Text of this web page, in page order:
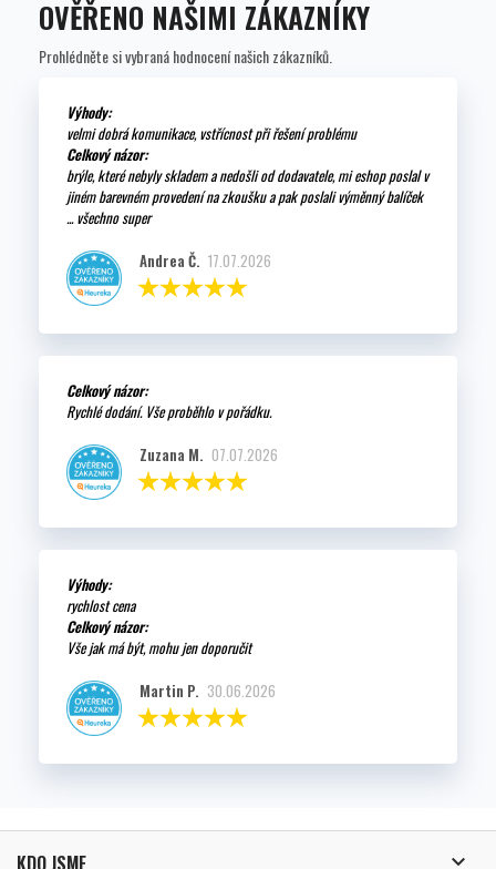
OVĚŘENO NAŠIMI ZÁKAZNÍKY
Prohlédněte si vybraná hodnocení našich zákazníků.
Výhody:
velmi dobrá komunikace, vstřícnost při řešení problému
Celkový názor:
brýle, které nebyly skladem a nedošli od dodavatele, mi eshop poslal v
jiném barevném provedení na zkoušku a pak poslali výměnný balíček
... všechno super
Andrea Č. 17.07.2026
Celkový názor:
Rychlé dodání. Vše proběhlo v pořádku.
Zuzana M. 07.07.2026
Výhody:
rychlost cena
Celkový názor:
Vše jak má být, mohu jen doporučit
Martin P. 30.06.2026
KDO JSME 